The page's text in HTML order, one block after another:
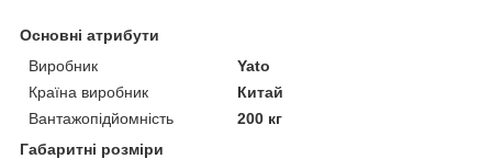
Основні атрибути
Виробник
Yato
Країна виробник
Китай
Вантажопідйомність
200 кг
Габаритні розміри